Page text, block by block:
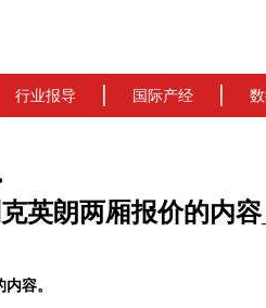
行业报导 国际产经
英朗两厢报价的内
容。